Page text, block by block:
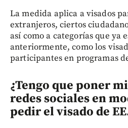
La medida aplica a visados
extranjeros, ciertos
así como a categorías que ya
anteriormente, como los
participantes en programas
¿Tengo que poner
redes sociales en
pedir el visado de